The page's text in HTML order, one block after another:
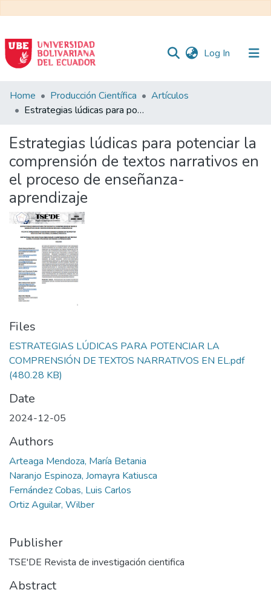
Log In (current)
Communities
&
All of DSpace
Statistics
Home Producción Científica
Artículos
Estrategias lúdicas para potenciar la comprensión de textos narrativos en el proceso de enseñanza-aprendizaje
Estrategias lúdicas para potenciar la
comprensión de textos narrativos en
el proceso de enseñanza-
aprendizaje
Files
ESTRATEGIAS LÚDICAS PARA POTENCIAR LA
COMPRENSIÓN DE TEXTOS NARRATIVOS EN EL.pdf
(480.28 KB)
Date
2024-12-05
Authors
Arteaga Mendoza, María Betania
Naranjo Espinoza, Jomayra Katiusca
Fernández Cobas, Luis Carlos
Ortiz Aguilar, Wilber
Publisher
TSE'DE Revista de investigación cientifica
Abstract